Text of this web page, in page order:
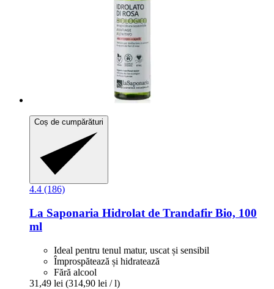
Coș de cumpărături
4.4 (186)
La Saponaria Hidrolat de Trandafir Bio, 100
ml
Ideal pentru tenul matur, uscat și sensibil
Împrospătează și hidratează
Fără alcool
31,49 lei (314,90 lei / l)